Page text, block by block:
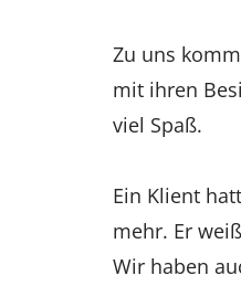
Zu uns
mit ihren
viel Spaß.
Ein Klient
mehr. Er
Wir haben